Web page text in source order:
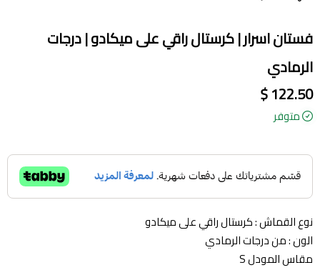
فستان اسرار | كرستال راقي على ميكادو | درجات
الرمادي
122.50 $
متوفر
نوع القماش : كرستال راقي على ميكادو
الون : من درجات الرمادي
مقاس المودل S